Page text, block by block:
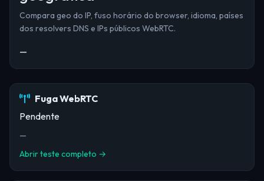
Compara geo do IP, fuso horário do browser, idioma, países
dos resolvers DNS e IPs públicos WebRTC.
—
Fuga WebRTC
Pendente
—
Abrir teste completo →